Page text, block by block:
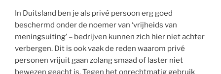
In Duitsland ben je als privé persoon erg goed
beschermd onder de noemer van ‘vrijheids van
meningsuiting’ – bedrijven kunnen zich hier niet achter
verbergen. Dit is ook vaak de reden waarom privé
personen vrijuit gaan zolang smaad of laster niet
bewezen geacht is. Tegen het onrechtmatig gebruik